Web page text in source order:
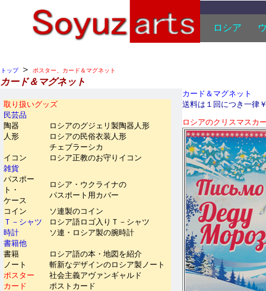
ロシア
トップ＞ ポスター、カード＆マグネット
カード＆マグネット
取り扱いグッズ
民芸品
陶器
ロシアのグジェリ製陶器人形
人形
ロシアの民俗衣装人形
チェブラーシカ
イコン
ロシア正教のお守りイコン
雑貨
パスポー
ト・
ケース
ロシア・ウクライナの
パスポート用カバー
コイン
ソ連製のコイン
Ｔ－シャツ
ロシア語ロゴ入りＴ－シャツ
時計
ソ連・ロシア製の腕時計
書籍他
書籍
ロシア語の本・地図を紹介
ノート
斬新なデザインのロシア製ノート
ポスター
カード
社会主義アヴァンギャルド
ポストカード
カード＆マグネット
送料は１回につき一律
ロシアのクリスマスカ